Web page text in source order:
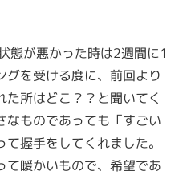
態が悪かった時は2週間に1
を受ける度に、前回より
所はどこ？？と聞いてく
なものであっても「すごい
握手をしてくれました。
て暖かいもので、希望であ